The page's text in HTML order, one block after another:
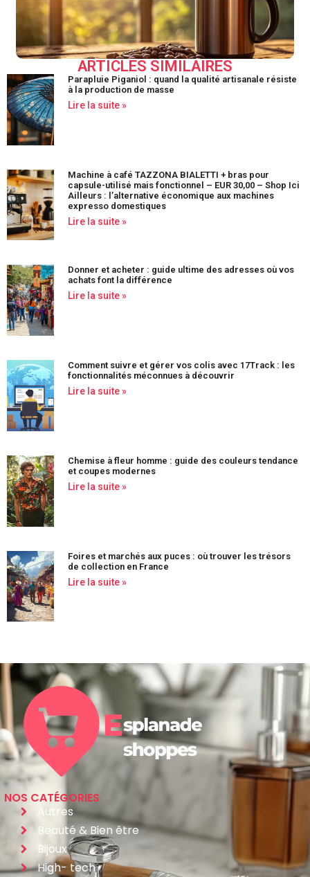
ARTICLES SIMILAIRES
Parapluie Piganiol : quand la qualité artisanale résiste
à la production de masse
Lire la suite »
Machine à café TAZZONA BIALETTI + bras pour
capsule-utilisé mais fonctionnel – EUR 30,00 – Shop Ici
Ailleurs : l’alternative économique aux machines
expresso domestiques
Lire la suite »
Donner et acheter : guide ultime des adresses où vos
achats font la différence
Lire la suite »
Comment suivre et gérer vos colis avec 17Track : les
fonctionnalités méconnues à découvrir
Lire la suite »
Chemise à fleur homme : guide des couleurs tendance
et coupes modernes
Lire la suite »
Foires et marchés aux puces : où trouver les trésors
de collection en France
Lire la suite »
NOS CATÉGORIES
Autres
Beauté & Bien être
Bijoux
High- tech